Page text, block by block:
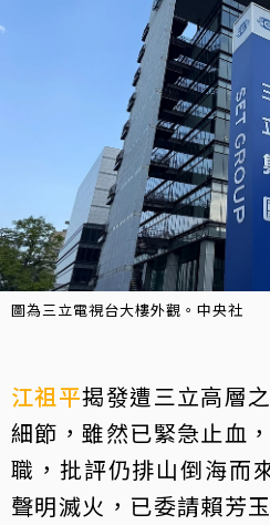
圖為三立電視台大樓外觀。中央社
江祖平揭發遭三立高層
細節，雖然已緊急止血
職，批評仍排山倒海而
聲明滅火，已委請賴芳